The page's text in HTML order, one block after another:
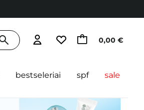
0,00 €
bestseleriai spf sale